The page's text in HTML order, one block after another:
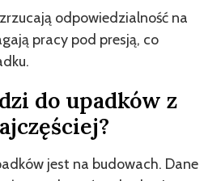
odpowiedzialność na
pracy pod presją, co
do upadków z
jest na budowach. Dane